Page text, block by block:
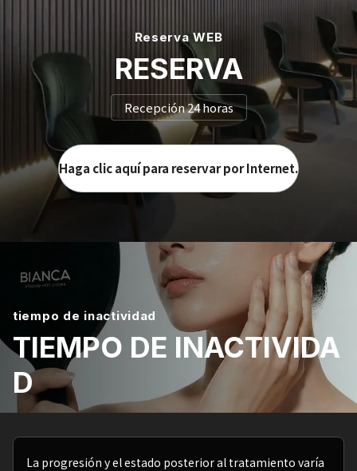
Reserva WEB
RESERVA
Recepción 24 horas
Haga clic aquí para reservar por Internet.
tiempo de inactividad
TIEMPO DE INACTIVIDA
D
La progresión y el estado posterior al tratamiento varía